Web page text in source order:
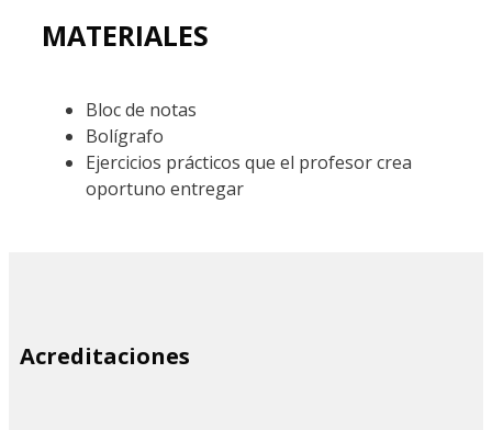
MATERIALES
Bloc de notas
Bolígrafo
Ejercicios prácticos que el profesor crea
oportuno entregar
SITE
Acreditaciones